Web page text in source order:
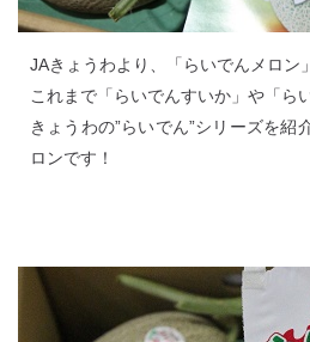
JAきょうわより、「らいでんメロン
これまで「らいでんすいか」や「ら
きょうわの”らいでん”シリーズを紹
ロンです！